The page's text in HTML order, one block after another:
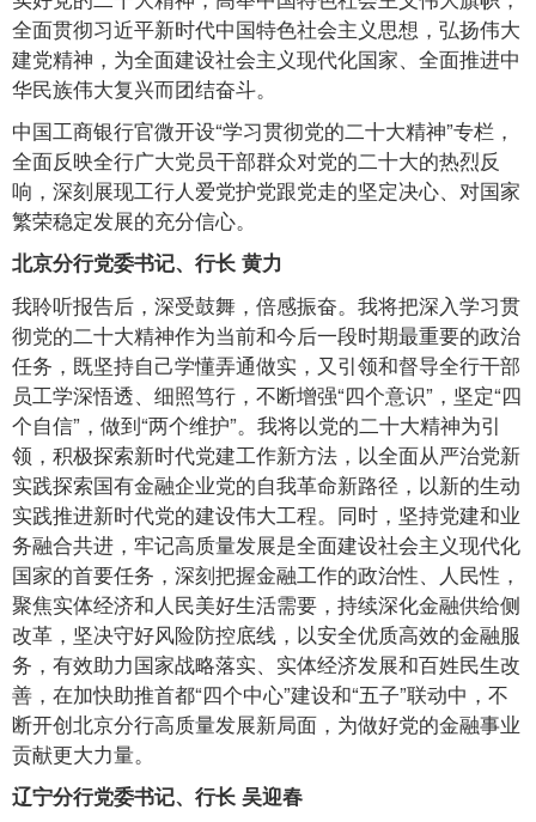
全面贯彻习近平新时代中国特色社会主义思想，弘扬伟大
建党精神，为全面建设社会主义现代化国家、全面推进中
华民族伟大复兴而团结奋斗。
中国工商银行官微开设“学习贯彻党的二十大精神”专栏，
全面反映全行广大党员干部群众对党的二十大的热烈反
响，深刻展现工行人爱党护党跟党走的坚定决心、对国家
繁荣稳定发展的充分信心。
北京分行党委书记、行长 黄力
我聆听报告后，深受鼓舞，倍感振奋。我将把深入学习贯
彻党的二十大精神作为当前和今后一段时期最重要的政治
任务，既坚持自己学懂弄通做实，又引领和督导全行干部
员工学深悟透、细照笃行，不断增强“四个意识”，坚定“四
个自信”，做到“两个维护”。我将以党的二十大精神为引
领，积极探索新时代党建工作新方法，以全面从严治党新
实践探索国有金融企业党的自我革命新路径，以新的生动
实践推进新时代党的建设伟大工程。同时，坚持党建和业
务融合共进，牢记高质量发展是全面建设社会主义现代化
国家的首要任务，深刻把握金融工作的政治性、人民性，
聚焦实体经济和人民美好生活需要，持续深化金融供给侧
改革，坚决守好风险防控底线，以安全优质高效的金融服
务，有效助力国家战略落实、实体经济发展和百姓民生改
善，在加快助推首都“四个中心”建设和“五子”联动中，不
断开创北京分行高质量发展新局面，为做好党的金融事业
贡献更大力量。
辽宁分行党委书记、行长 吴迎春